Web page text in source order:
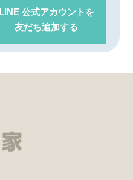
LINE 公式アカウント を
友だち追加する